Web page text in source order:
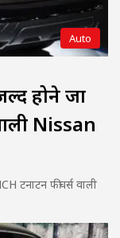
Auto
होने जा
Nissan
टनाटन फीचर्स वाली